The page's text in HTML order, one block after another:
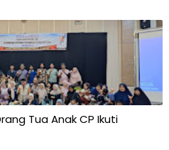
Tua Anak CP Ikuti